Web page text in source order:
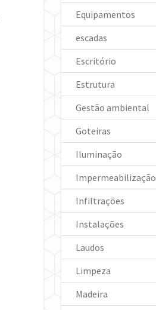
Equipamentos
escadas
Escritório
Estrutura
Gestão ambiental
Goteiras
Iluminação
Impermeabilização
Infiltrações
Instalações
Laudos
Limpeza
Madeira